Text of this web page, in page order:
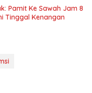
Pamit Ke Sawah Jam 8
Tinggal Kenangan